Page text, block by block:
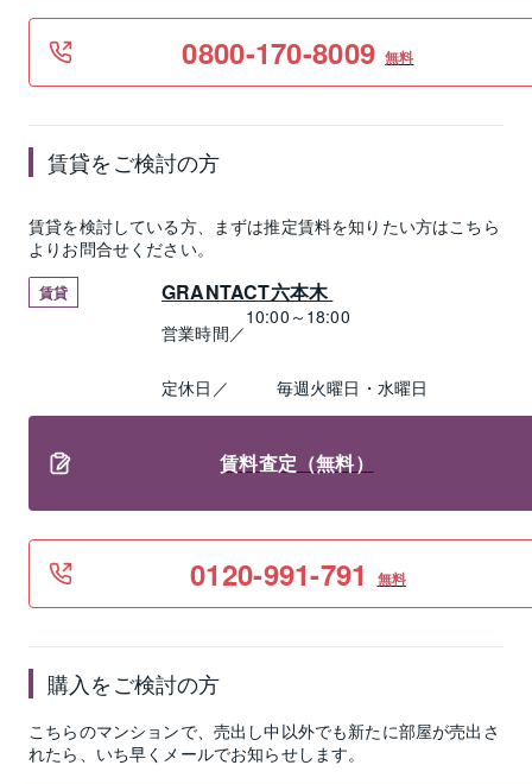
0800-170-8009 無料
賃貸をご検討の方
賃貸を検討している方、まずは推定賃料を知りたい方はこちら
よりお問合せください。
賃貸 GRANTACT六本木
営業時間／
10:00～18:00
定休日／ 毎週火曜日・水曜日
賃料査定（無料）
0120-991-791 無料
購入をご検討の方
こちらのマンションで、売出し中以外でも新たに部屋が売出さ
れたら、いち早くメールでお知らせします。